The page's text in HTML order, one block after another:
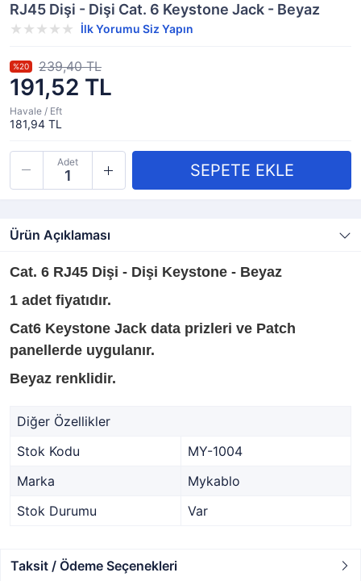
RJ45 Dişi - Dişi Cat. 6 Keystone Jack - Beyaz
İlk Yorumu Siz Yapın
191,52 TL
%20 239,40 TL
Havale / Eft
181,94 TL
Adet
Ürün Açıklaması
Cat. 6 RJ45 Dişi - Dişi Keystone - Beyaz
1 adet fiyatıdır.
Cat6 Keystone Jack data prizleri ve Patch
panellerde uygulanır.
Beyaz renklidir.
Diğer Özellikler
Stok Kodu
MY-1004
Marka
Mykablo
Stok Durumu
Var
Taksit / Ödeme Seçenekleri